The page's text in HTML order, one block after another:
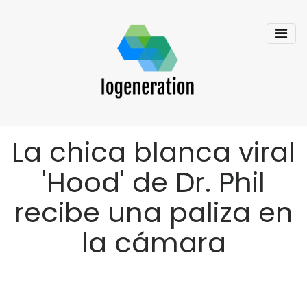
La chica blanca viral
'Hood' de Dr. Phil
recibe una paliza en
la cámara